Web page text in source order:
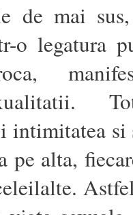
de mai
o legatura
intimitatea si
pe alta,